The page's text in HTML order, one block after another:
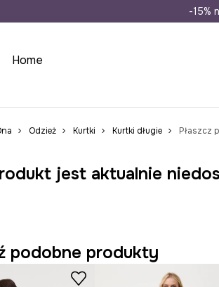
Wysyłka
-15%
Home
Odzież Kurtki Kurtki długie Płaszcz
jest aktualnie
podobne produkty